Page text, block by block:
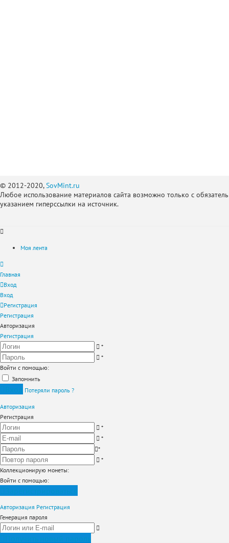
© 2012-2020,SovMint.ru
Любое использование материалов сайта возможно только с
указанием гиперссылки на источник.
Моя лента
Главная
Вход
Вход
Регистрация
Регистрация
Авторизация
Регистрация
*
*
Войти с помощью:
Запомнить
Потеряли пароль ?
Авторизация
Регистрация
*
*
*
*
Коллекционирую монеты:
Войти с помощью:
Авторизация Регистрация
Генерация пароля